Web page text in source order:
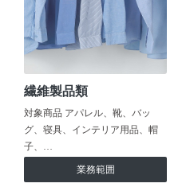
繊維製品類
対象商品 アパレル、靴、バッ
グ、寝具、インテリア用品、帽
子、…
業務範囲